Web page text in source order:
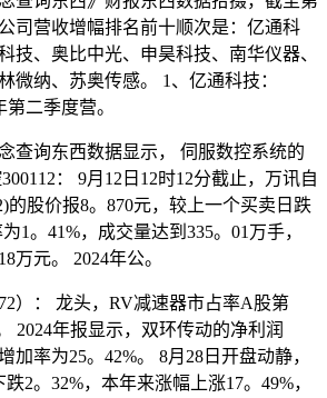
司营收增幅排名前十顺次是：亿通科
技、奥比中光、申昊科技、南华仪器、
微纳、苏奥传感。 1、亿通科技：
第二季度营。
询东西数据显示， 伺服数控系统的
： 9月12日12时12分截止，万讯自
的股价报8。870元，较上一个买卖日跌
1。41%，成交量达到335。01万手，
万元。 2024年公。
： 龙头，RV减速器市占率A股第
2024年报显示，双环传动的净利润
加率为25。42%。 8月28日开盘动静，
2。32%，本年来涨幅上涨17。49%，